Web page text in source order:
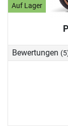
Auf Lager
Bewertungen